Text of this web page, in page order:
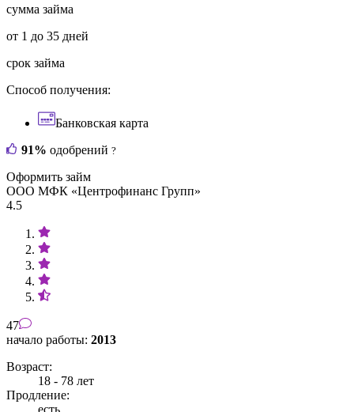
сумма займа
от 1 до 35 дней
срок займа
Способ получения:
Банковская карта
91% одобрений ?
Оформить займ
ООО МФК «Центрофинанс Групп»
4.5
47
начало работы: 2013
Возраст:
18 - 78 лет
Продление:
есть